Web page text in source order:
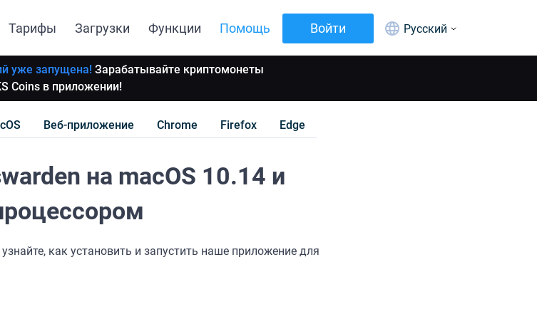
Тарифы Загрузки Функции Помощь Войти Русский
уже запущена!Зарабатывайте криптомонеты
Coins в приложении!
Веб-приложение Chrome Firefox Edge
на macOS 10.14 и
как установить и запустить наше приложение для